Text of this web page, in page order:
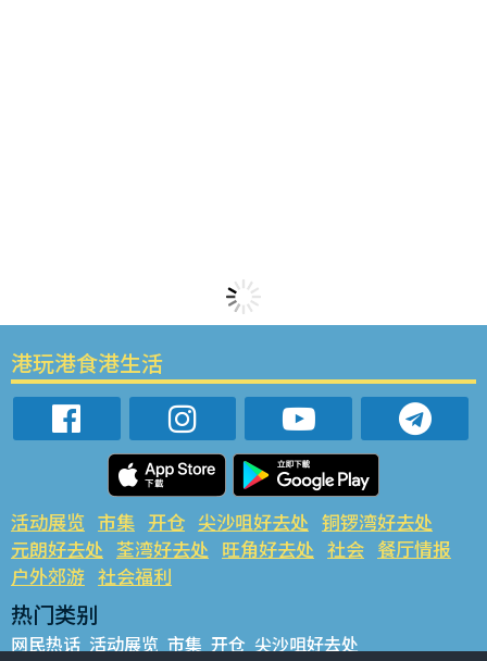
港玩港食港生活
活动展览 市集 开仓 尖沙咀好去处 铜锣湾好去处
元朗好去处 荃湾好去处 旺角好去处 社会 餐厅情报
户外郊游 社会福利
热门类别
网民热话 活动展览 市集 开仓 尖沙咀好去处